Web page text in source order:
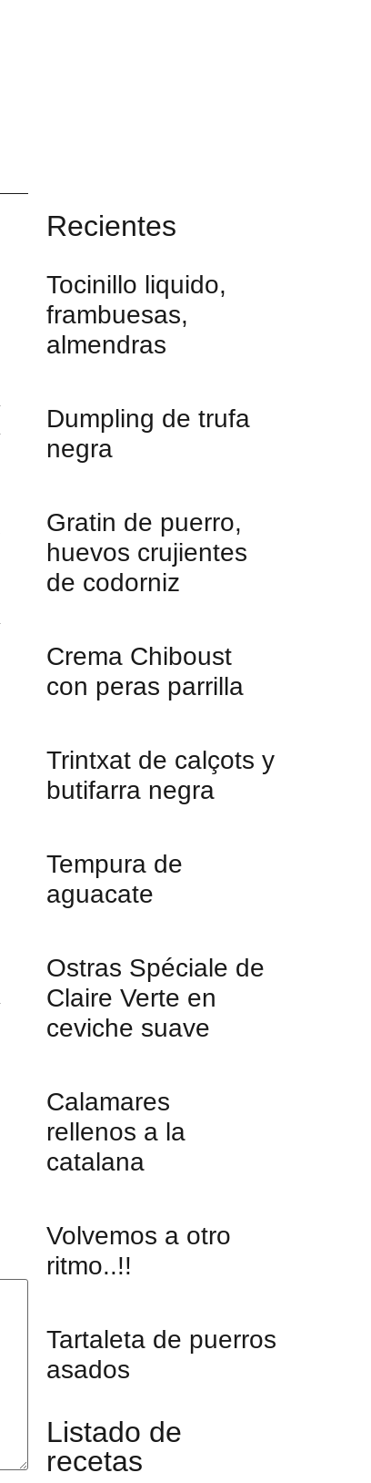
Recientes
Tocinillo liquido,
frambuesas,
almendras
Dumpling de trufa
negra
Gratin de puerro,
huevos crujientes
de codorniz
Crema Chiboust
con peras parrilla
Trintxat de calçots y
butifarra negra
Tempura de
aguacate
Ostras Spéciale de
Claire Verte en
ceviche suave
Calamares
rellenos a la
catalana
Volvemos a otro
ritmo..!!
Tartaleta de puerros
asados
Listado de
recetas